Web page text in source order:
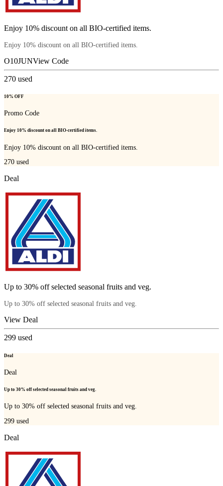
Enjoy 10% discount on all BIO-certified items.
Enjoy 10% discount on all BIO-certified items.
O10JUNView Code
270 used
10% OFF
Promo Code
Enjoy 10% discount on all BIO-certified items.
Enjoy 10% discount on all BIO-certified items.
270 used
Deal
Up to 30% off selected seasonal fruits and veg.
Up to 30% off selected seasonal fruits and veg.
View Deal
299 used
Deal
Deal
Up to 30% off selected seasonal fruits and veg.
Up to 30% off selected seasonal fruits and veg.
299 used
Deal